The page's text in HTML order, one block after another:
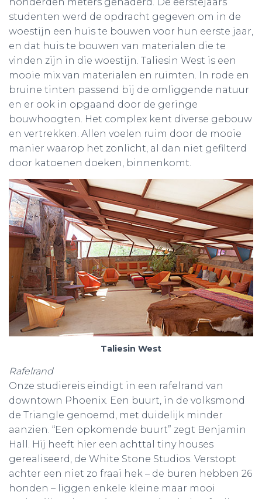
studenten werd de opdracht gegeven om in de
woestijn een huis te bouwen voor hun eerste jaar,
en dat huis te bouwen van materialen die te
vinden zijn in die woestijn. Taliesin West is een
mooie mix van materialen en ruimten. In rode en
bruine tinten passend bij de omliggende natuur
en er ook in opgaand door de geringe
bouwhoogten. Het complex kent diverse gebouw
en vertrekken. Allen voelen ruim door de mooie
manier waarop het zonlicht, al dan niet gefilterd
door katoenen doeken, binnenkomt.
Taliesin West
Rafelrand
Onze studiereis eindigt in een rafelrand van
downtown Phoenix. Een buurt, in de volksmond
de Triangle genoemd, met duidelijk minder
aanzien. “Een opkomende buurt” zegt Benjamin
Hall. Hij heeft hier een achttal tiny houses
gerealiseerd, de White Stone Studios. Verstopt
achter een niet zo fraai hek – de buren hebben 26
honden – liggen enkele kleine maar mooi